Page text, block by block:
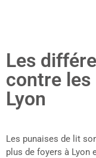
Les
contre les
Lyon
Les punaises de lit
plus de foyers à Lyon